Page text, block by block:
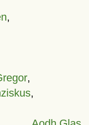
,
,
,